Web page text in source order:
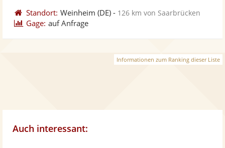
Standort: Weinheim (DE) - 126 km von Saarbrücken
Gage: auf Anfrage
Informationen zum Ranking dieser Liste
Auch interessant: